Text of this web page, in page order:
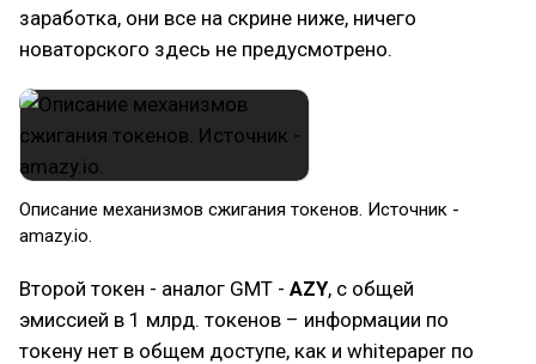
заработка, они все на скрине ниже, ничего
новаторского здесь не предусмотрено.
Описание механизмов сжигания токенов. Источник -
amazy.io.
Второй токен - аналог GMT - AZY, с общей
эмиссией в 1 млрд. токенов – информации по
токену нет в общем доступе, как и whitepaper по